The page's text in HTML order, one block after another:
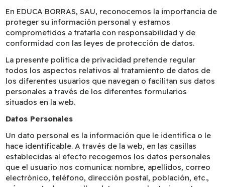
En EDUCA BORRAS, SAU, reconocemos la importancia de
proteger su información personal y estamos
comprometidos a tratarla con responsabilidad y de
conformidad con las leyes de protección de datos.
La presente política de privacidad pretende regular
todos los aspectos relativos al tratamiento de datos de
los diferentes usuarios que navegan o facilitan sus datos
personales a través de los diferentes formularios
situados en la web.
Datos Personales
Un dato personal es la información que le identifica o le
hace identificable. A través de la web, en las casillas
establecidas al efecto recogemos los datos personales
que el usuario nos comunica: nombre, apellidos, correo
electrónico, teléfono, dirección postal, población, etc.,